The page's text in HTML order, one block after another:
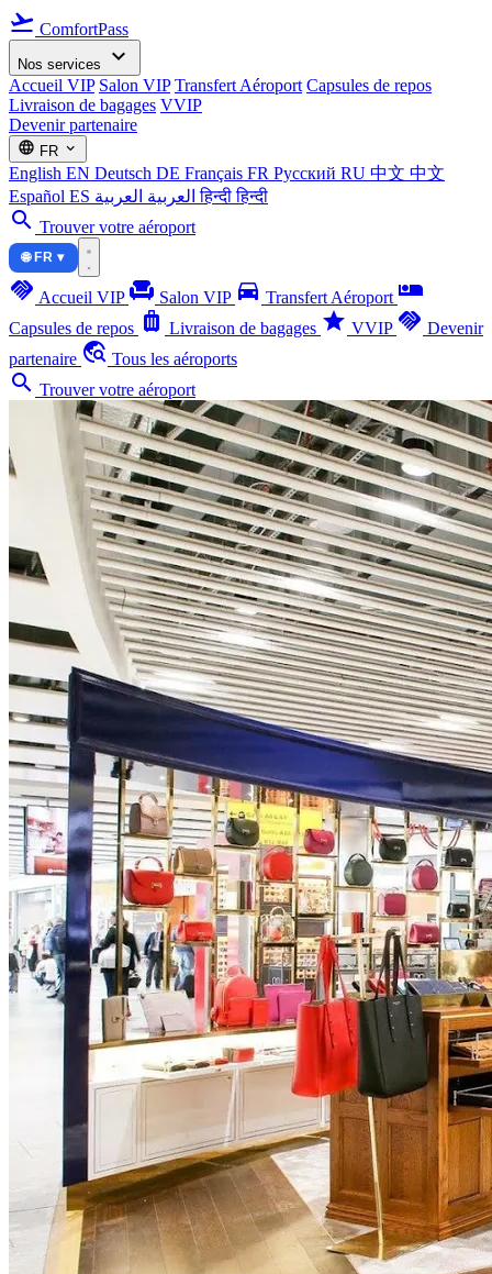
flight_takeoff ComfortPass
Nos services expand_more
Accueil VIP Salon VIP Transfert Aéroport Capsules de repos
Livraison de bagages VVIP
Devenir partenaire
language FR expand_more
English EN Deutsch DE Français FR Русский RU 中文 中文
Español ES العربية العربية हिन्दीहिन्दी
search Trouver votre aéroport
🌐 FR ▾
handshake Accueil VIP chair Salon VIP directions_car Transfert Aéroport airline_seat_individual_suite
Capsules de repos luggage Livraison de bagages star VVIP handshake Devenir
partenaire travel_explore Tous les aéroports
search Trouver votre aéroport